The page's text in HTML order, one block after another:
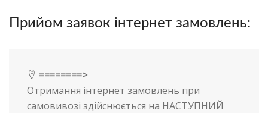
Прийом заявок інтернет замовлень:
========>
Отримання інтернет замовлень при
самовивозі здійснюється на НАСТУПНИЙ